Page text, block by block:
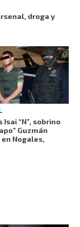
droga y
Isai “N”, sobrino
Guzmán
Nogales,